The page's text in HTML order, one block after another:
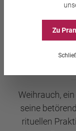
Weihrauch,
seine
rituellen
Zu